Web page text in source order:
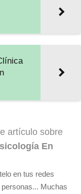
artículo sobre
En
en tus redes
Muchas